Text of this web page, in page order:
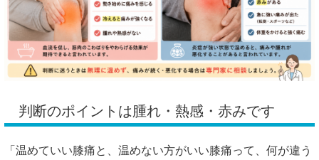
判断のポイントは腫れ・熱感・赤みです
「温めていい膝痛と、温めない方がいい膝痛って、何が違う